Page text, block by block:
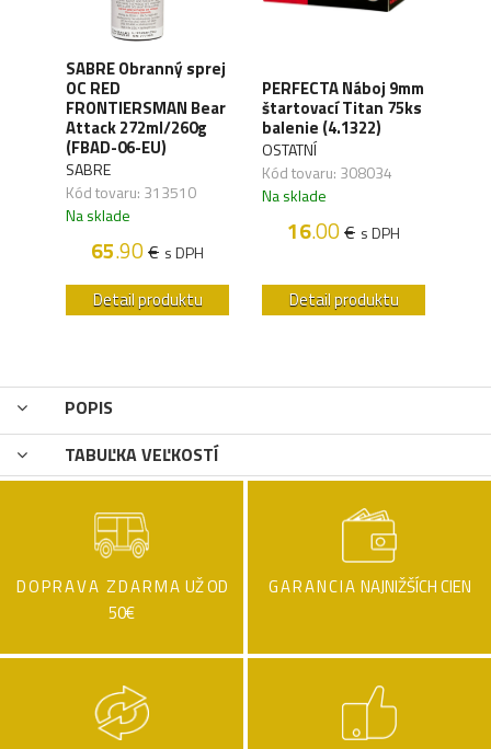
SABRE Obranný sprej
OC RED
FRONTIERSMAN Bear
Attack 272ml/260g
(FBAD-06-EU)
SABRE
Kód tovaru: 313510
Na sklade
65.90€ s DPH
Detail produktu
PERFECTA Náboj 9mm
štartovací Titan 75ks
balenie (4.1322)
OSTATNÍ
Kód tovaru: 308034
Na sklade
16.00€ s DPH
Detail produktu
POPIS
TABUĽKA VEĽKOSTÍ
DOPRAVA ZDARMA UŽ OD
50€
GARANCIA NAJNIŽŠÍCH CIEN